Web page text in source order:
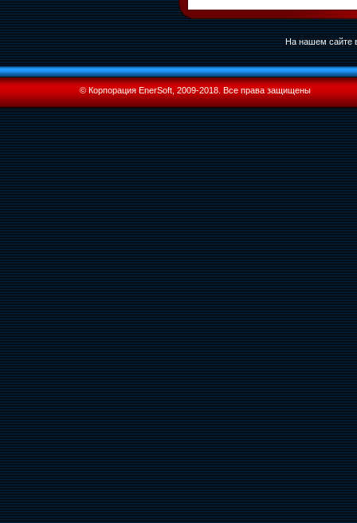
На нашем сайте
© Корпорация EnerSoft, 2009-2018. Все права защищены